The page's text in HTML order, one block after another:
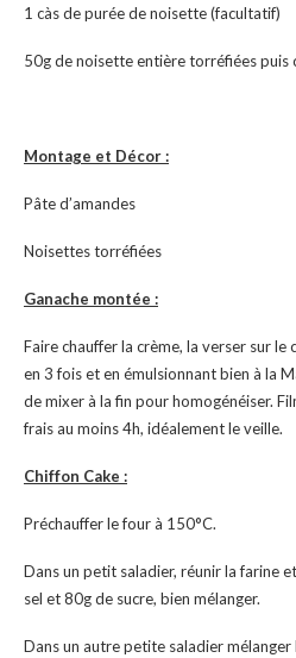
1 càs de purée de noisette (facultatif)
50g de noisette entière torréfiées puis
Montage et Décor :
Pâte d’amandes
Noisettes torréfiées
Ganache montée :
Faire chauffer la crème, la verser sur
en 3 fois et en émulsionnant bien à la
de mixer à la fin pour homogénéiser.
frais au moins 4h, idéalement le veille.
Chiffon Cake :
Préchauffer le four à 150°C.
Dans un petit saladier, réunir la farine
sel et 80g de sucre, bien mélanger.
Dans un autre petite saladier mélanger